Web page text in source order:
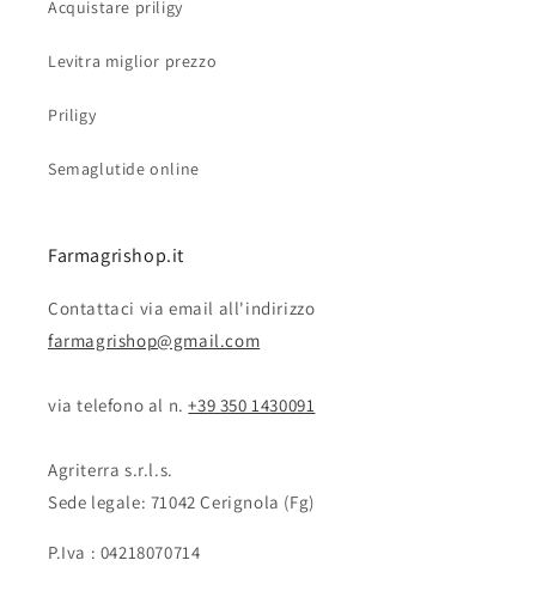
Acquistare priligy
Levitra miglior prezzo
Priligy
Semaglutide online
Farmagrishop.it
Contattaci via email all'indirizzo
farmagrishop@gmail.com
via telefono al n. ‭‭+39 350 1430091
Agriterra s.r.l.s.
Sede legale: 71042 Cerignola (Fg)
P.Iva : 04218070714